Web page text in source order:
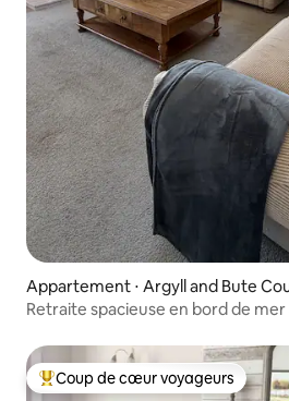
Appartement ⋅ Argyll and Bute
Retraite spacieuse en bord de
Coups de cœur voyageurs les plus
Coup de cœur voyageurs